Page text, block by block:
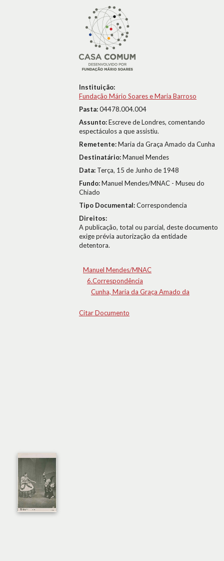
Instituição:
Fundação Mário Soares e Maria Barroso
Pasta:04478.004.004
Assunto:Escreve de Londres, comentando
espectáculos a que assistiu.
Remetente:Maria da Graça Amado da Cunha
Destinatário:Manuel Mendes
Data: Terça, 15 de Junho de 1948
Fundo:Manuel Mendes/MNAC - Museu do
Chiado
Tipo Documental:Correspondencia
Direitos:
A publicação, total ou parcial, deste documento
exige prévia autorização da entidade
detentora.
Manuel Mendes/MNAC
6.Correspondência
Cunha, Maria da Graça Amado da
Citar Documento